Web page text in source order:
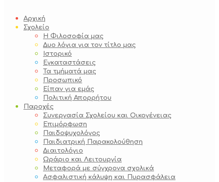
Αρχική
Σχολείο
Η Φιλοσοφία μας
Δυο λόγια για τον τίτλο μας
Ιστορικό
Εγκαταστάσεις
Τα τμήματά μας
Προσωπικό
Είπαν για εμάς
Πολιτική Απορρήτου
Παροχές
Συνεργασία Σχολείου και Οικογένειας
Επιμόρφωση
Παιδοψυχολόγος
Παιδιατρική Παρακολούθηση
Διαιτολόγιο
Ωράριο και Λειτουργία
Μεταφορά με σύγχρονα σχολικά
Ασφαλιστική κάλυψη και Πυρασφάλεια